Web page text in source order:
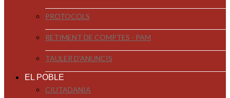
PROTOCOLS
RETIMENT DE COMPTES - PAM
TAULER D'ANUNCIS
EL POBLE
CIUTADANIA